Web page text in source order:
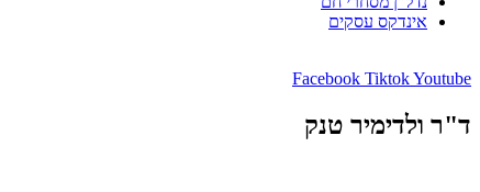
אינדקס עסקים
Facebook TiktokYoutube
ד"ר ולדימיר טנק